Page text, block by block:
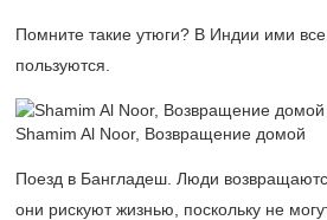
Помните такие утюги? В Индии ими
пользуются.
Shamim Al Noor, Возвращение домой
Поезд в Бангладеш. Люди
они рискуют жизнью, поскольку не